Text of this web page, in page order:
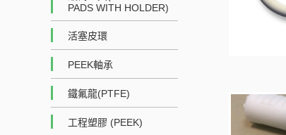
PADS WITH HOLDER)
活塞皮環
PEEK軸承
鐵氟龍(PTFE)
工程塑膠 (PEEK)